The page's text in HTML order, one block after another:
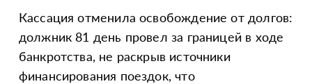
Кассация отменила освобождение от долгов:
должник 81 день провел за границей в ходе
банкротства, не раскрыв источники
финансирования поездок, что